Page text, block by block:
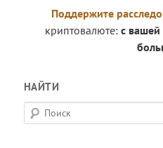
Поддержите
криптовалюте: с
НАЙТИ
П
о